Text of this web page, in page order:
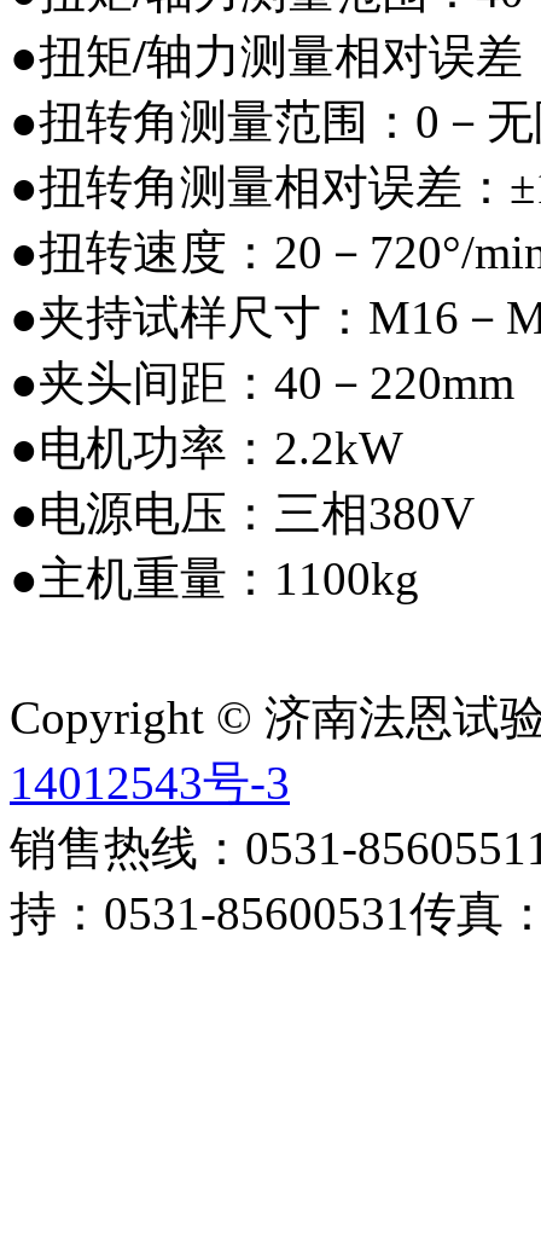
●扭矩/轴力测量相对误差
●扭转角测量范围：0－
●扭转角测量相对误差：
●扭转速度：20－720°/
●夹持试样尺寸：M16－
●夹头间距：40－220mm
●电机功率：2.2kW
●电源电压：三相380V
●主机重量：1100kg
Copyright © 济南法恩试
14012543号-3
销售热线：0531-
持：0531-85600531传真